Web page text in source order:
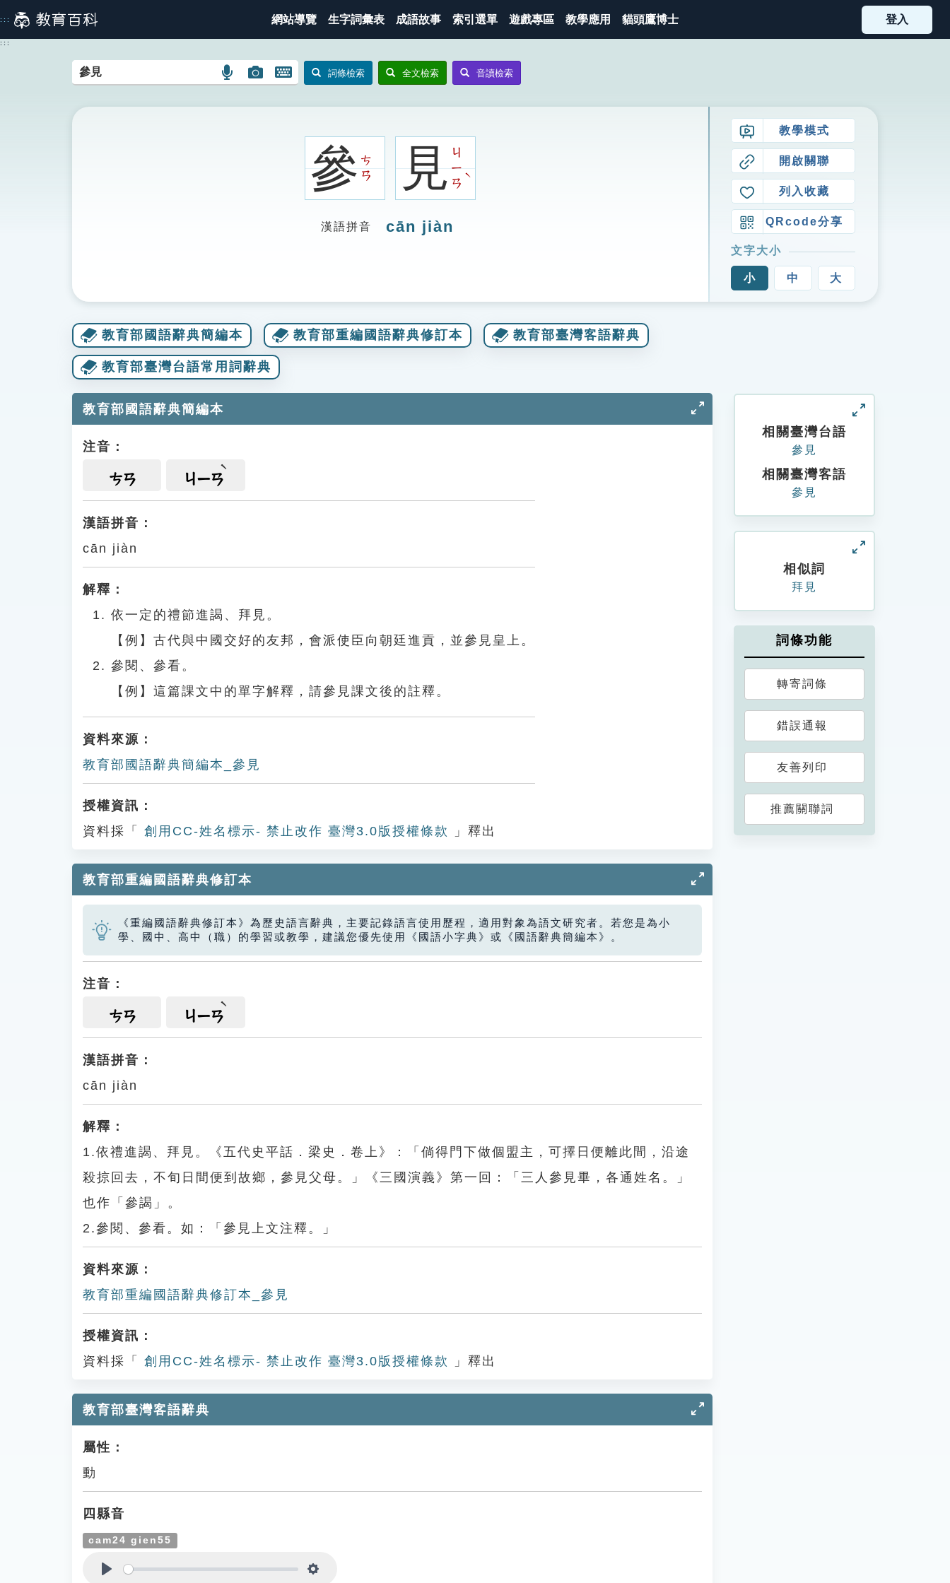
到
主
::: 網站導覽 生字詞彙表 成語故事 索引選單 遊戲專區 教學應用 貓頭鷹博士 登入
:::
語
搜
圖
搜
開
鍵
詞條檢索 全文檢索 音讀檢索
參ㄘ
ㄢ
見ㄐ
ㄧ
ㄢ
ˋ
漢語拼音 cān jiàn
教學模式
開啟關聯
列入收藏
QRcode分享
文字大小
小 中 大
教育部國語辭典簡編本 教育部重編國語辭典修訂本 教育部臺灣客語辭典
教育部臺灣台語常用詞辭典
教育部國語辭典簡編本
注音：
ㄘㄢ ㄐㄧㄢ
漢語拼音：
cān jiàn
解釋：
依一定的禮節進謁、拜見。
【例】古代與中國交好的友邦，會派使臣向朝廷進貢，並參見皇上。
參閱、參看。
【例】這篇課文中的單字解釋，請參見課文後的註釋。
資料來源：
教育部國語辭典簡編本_參見
授權資訊：
資料採「
創用CC-姓名標示- 禁止改作 臺灣3.0版授權條款 」釋出
教育部重編國語辭典修訂本
《重編國語辭典修訂本》為歷史語言辭典，主要記錄語言使用歷程，適用對象為語文研究者。若您是為小
學、國中、高中（職）的學習或教學，建議您優先使用《國語小字典》或《國語辭典簡編本》。
注音：
ㄘㄢ ㄐㄧㄢ
漢語拼音：
cān jiàn
解釋：
1.依禮進謁、拜見。《五代史平話．梁史．卷上》：「倘得門下做個盟主，可擇日便離此間，沿途
殺掠回去，不旬日間便到故鄉，參見父母。」《三國演義》第一回：「三人參見畢，各通姓名。」
也作「參謁」。
2.參閱、參看。如：「參見上文注釋。」
資料來源：
教育部重編國語辭典修訂本_參見
授權資訊：
資料採「
創用CC-姓名標示- 禁止改作 臺灣3.0版授權條款 」釋出
教育部臺灣客語辭典
屬性：
動
四縣音
cam24 gien55
相關臺灣台語
參見
相關臺灣客語
參見
相似詞
拜見
詞條功能
轉寄詞條
錯誤通報
友善列印
推薦關聯詞